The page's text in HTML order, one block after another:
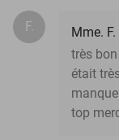
F.
Mme.
très
était
top